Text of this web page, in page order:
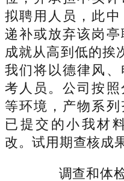
拟聘用人员，此
递补或放弃该岗
成就从高到低的挨
我们将以德律风
考人员。公司按
等环境，产物系列
已提交的小我材
改。试用期查核成
调查和体检